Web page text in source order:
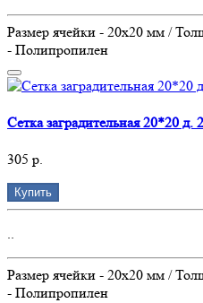
Размер ячейки - 20х20 мм /
- Полипропилен
Сетка заградительная 20*20
305 р.
Купить
..
Размер ячейки - 20х20 мм /
- Полипропилен